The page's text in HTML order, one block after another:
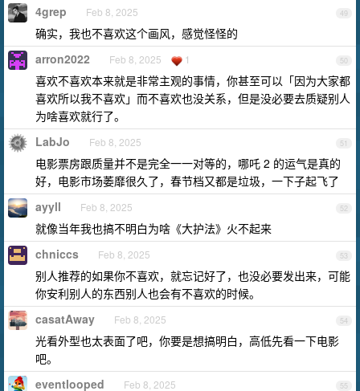
49
4grep Feb 8, 2025
确实，我也不喜欢这个画风，感觉怪怪的
50
arron2022 Feb 8, 2025 1
喜欢不喜欢本来就是非常主观的事情，你甚至可以「因为大家都
喜欢所以我不喜欢」而不喜欢也没关系，但是没必要去质疑别人
为啥喜欢就行了。
51
LabJo Feb 8, 2025
电影票房跟质量并不是完全一一对等的，哪吒 2 的运气是真的
好，电影市场萎靡很久了，春节档又都是垃圾，一下子起飞了
52
ayyll Feb 8, 2025
就像当年我也搞不明白为啥《大护法》火不起来
53
chniccs Feb 8, 2025
别人推荐的如果你不喜欢，就忘记好了，也没必要发出来，可能
你安利别人的东西别人也会有不喜欢的时候。
54
casatAway Feb 8, 2025
光看外型也太表面了吧，你要是想搞明白，高低先看一下电影
吧。
55
eventlooped Feb 8, 2025